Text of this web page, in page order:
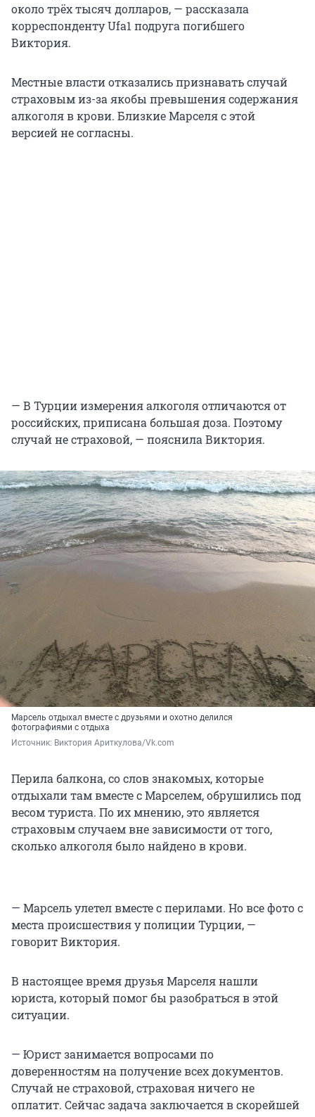
около трёх тысяч долларов, — рассказала
корреспонденту Ufa1 подруга погибшего
Виктория.
Местные власти отказались признавать случай
страховым из-за якобы превышения содержания
алкоголя в крови. Близкие Марселя с этой
версией не согласны.
— В Турции измерения алкоголя отличаются от
российских, приписана большая доза. Поэтому
случай не страховой, — пояснила Виктория.
Марсель отдыхал вместе с друзьями и охотно делился
фотографиями с отдыха
Источник: Виктория Ариткулова/Vk.com
Перила балкона, со слов знакомых, которые
отдыхали там вместе с Марселем, обрушились под
весом туриста. По их мнению, это является
страховым случаем вне зависимости от того,
сколько алкоголя было найдено в крови.
— Марсель улетел вместе с перилами. Но все фото с
места происшествия у полиции Турции, —
говорит Виктория.
В настоящее время друзья Марселя нашли
юриста, который помог бы разобраться в этой
ситуации.
— Юрист занимается вопросами по
доверенностям на получение всех документов.
Случай не страховой, страховая ничего не
оплатит. Сейчас задача заключается в скорейшей